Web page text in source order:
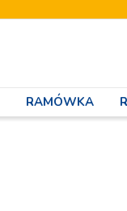
RAMÓWKA